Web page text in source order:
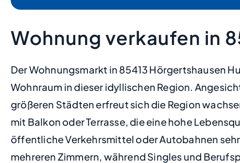
Wohnung verkaufen in
Der Wohnungsmarkt in 85413 Hörgertshausen
Wohnraum in dieser idyllischen Region.
größeren Städten erfreut sich die Region
mit Balkon oder Terrasse, die eine hohe
öffentliche Verkehrsmittel oder Autobahnen
mehreren Zimmern, während Singles und